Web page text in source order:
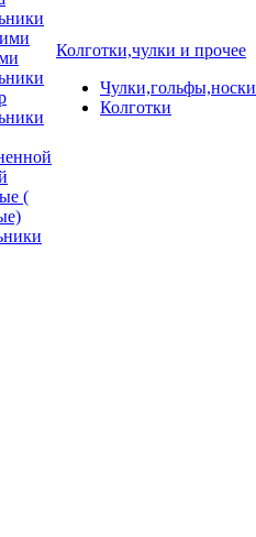
(
Колготки,чулки и прочее
Чулки,гольфы,носки
Колготки